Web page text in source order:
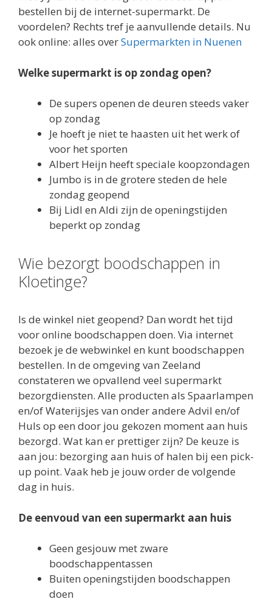
Welke supermarkt is op zondag open?
op zondag
voor het sporten
Albert Heijn heeft speciale koopzondagen
Jumbo is in de grotere steden de hele
zondag geopend
Bij Lidl en Aldi zijn de openingstijden
beperkt op zondag
Wie bezorgt boodschappen in
Kloetinge?
Is de winkel niet geopend? Dan wordt het tijd
voor online boodschappen doen. Via internet
bestellen. In de omgeving van Zeeland
constateren we opvallend veel supermarkt
bezorgdiensten. Alle producten als Spaarlampen
en/of Waterijsjes van onder andere Advil en/of
Huls op een door jou gekozen moment aan huis
bezorgd. Wat kan er prettiger zijn? De keuze is
aan jou: bezorging aan huis of halen bij een pick-
up point. Vaak heb je jouw order de volgende
dag in huis.
De eenvoud van een supermarkt aan huis
boodschappentassen
doen
Het bespaart je al gauw 30 minuten per
week
Geen verleiding tot impulsaankopen